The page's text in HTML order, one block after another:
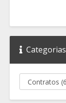
Categorias